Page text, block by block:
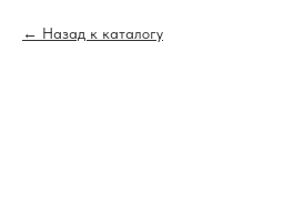
Назад к каталогу